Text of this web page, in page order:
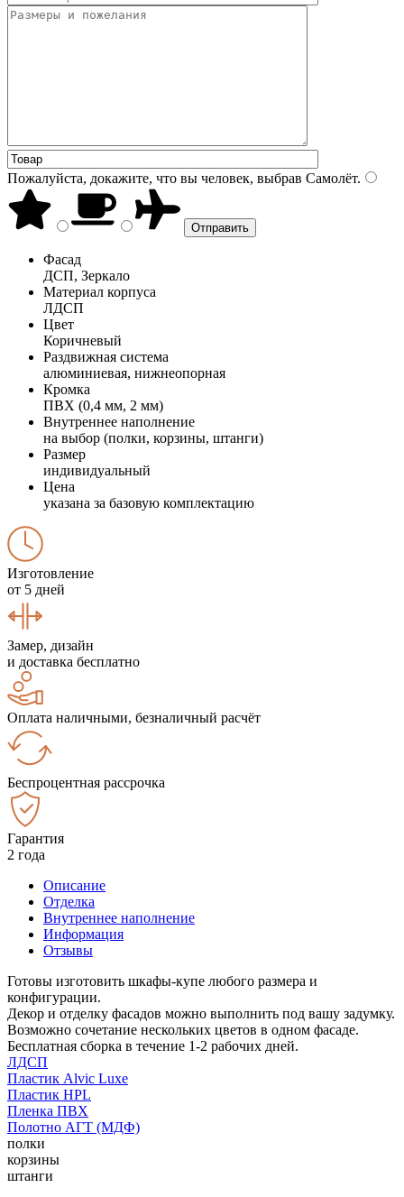
Пожалуйста, докажите, что вы человек, выбрав Самолёт.
Фасад
ДСП, Зеркало
Материал корпуса
ЛДСП
Цвет
Коричневый
Раздвижная система
алюминиевая, нижнеопорная
Кромка
ПВХ (0,4 мм, 2 мм)
Внутреннее наполнение
на выбор (полки, корзины, штанги)
Размер
индивидуальный
Цена
указана за базовую комплектацию
Изготовление
от 5 дней
Замер, дизайн
и доставка бесплатно
Оплата наличными, безналичный расчёт
Беспроцентная рассрочка
Гарантия
2 года
Описание
Отделка
Внутреннее наполнение
Информация
Отзывы
Готовы изготовить шкафы-купе любого размера и
конфигурации.
Декор и отделку фасадов можно выполнить под вашу задумку.
Возможно сочетание нескольких цветов в одном фасаде.
Бесплатная сборка в течение 1-2 рабочих дней.
ЛДСП
Пластик Alvic Luxe
Пластик HPL
Пленка ПВХ
Полотно АГТ (МДФ)
полки
корзины
штанги